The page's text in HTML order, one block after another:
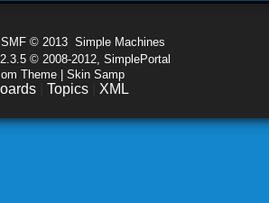
SMF © 2013 Simple Machines
© 2008-2012, SimplePortal
Theme | Skin Samp
Topics XML